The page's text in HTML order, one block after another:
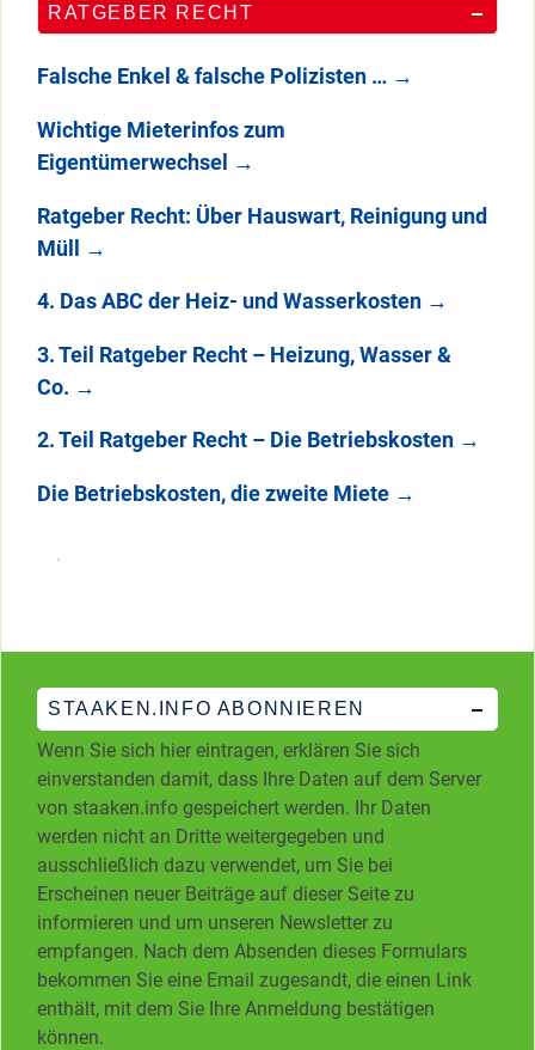
RATGEBER RECHT
Falsche Enkel & falsche Polizisten … →
Wichtige Mieterinfos zum
Eigentümerwechsel →
Ratgeber Recht: Über Hauswart, Reinigung und
Müll →
4. Das ABC der Heiz- und Wasserkosten →
3. Teil Ratgeber Recht – Heizung, Wasser &
Co. →
2. Teil Ratgeber Recht – Die Betriebskosten →
Die Betriebskosten, die zweite Miete →
STAAKEN.INFO ABONNIEREN
Wenn Sie sich hier eintragen, erklären Sie sich
einverstanden damit, dass Ihre Daten auf dem Server
von staaken.info gespeichert werden. Ihr Daten
werden nicht an Dritte weitergegeben und
ausschließlich dazu verwendet, um Sie bei
Erscheinen neuer Beiträge auf dieser Seite zu
informieren und um unseren Newsletter zu
empfangen. Nach dem Absenden dieses Formulars
bekommen Sie eine Email zugesandt, die einen Link
enthält, mit dem Sie Ihre Anmeldung bestätigen
können.